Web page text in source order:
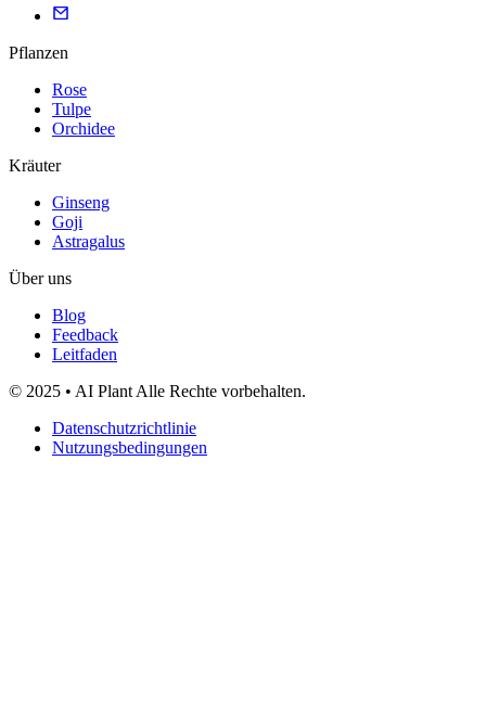
Pflanzen
Rose
Tulpe
Orchidee
Kräuter
Ginseng
Goji
Astragalus
Über uns
Blog
Feedback
Leitfaden
© 2025 • AI Plant Alle Rechte vorbehalten.
Datenschutzrichtlinie
Nutzungsbedingungen